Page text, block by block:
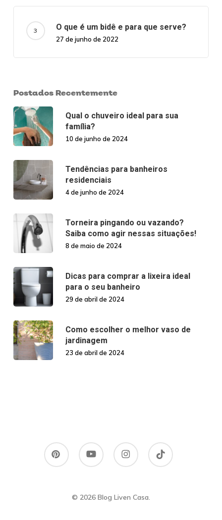
O que é um bidê e para que serve?
27 de junho de 2022
Postados Recentemente
Qual o chuveiro ideal para sua
família?
10 de junho de 2024
Tendências para banheiros
residenciais
4 de junho de 2024
Torneira pingando ou vazando?
Saiba como agir nessas situações!
8 de maio de 2024
Dicas para comprar a lixeira ideal
para o seu banheiro
29 de abril de 2024
Como escolher o melhor vaso de
jardinagem
23 de abril de 2024
pinterest youtube instagram tiktok
© 2026 Blog Liven Casa.